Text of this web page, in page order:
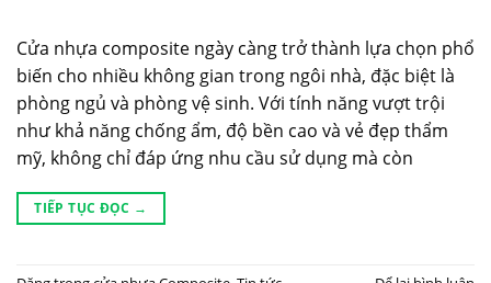
Cửa nhựa composite ngày càng trở thành lựa chọn phổ
biến cho nhiều không gian trong ngôi nhà, đặc biệt là
phòng ngủ và phòng vệ sinh. Với tính năng vượt trội
như khả năng chống ẩm, độ bền cao và vẻ đẹp thẩm
mỹ, không chỉ đáp ứng nhu cầu sử dụng mà còn
TIẾP TỤC ĐỌC →